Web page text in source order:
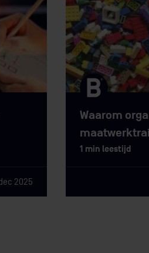
2025
Waarom
1 min leestijd